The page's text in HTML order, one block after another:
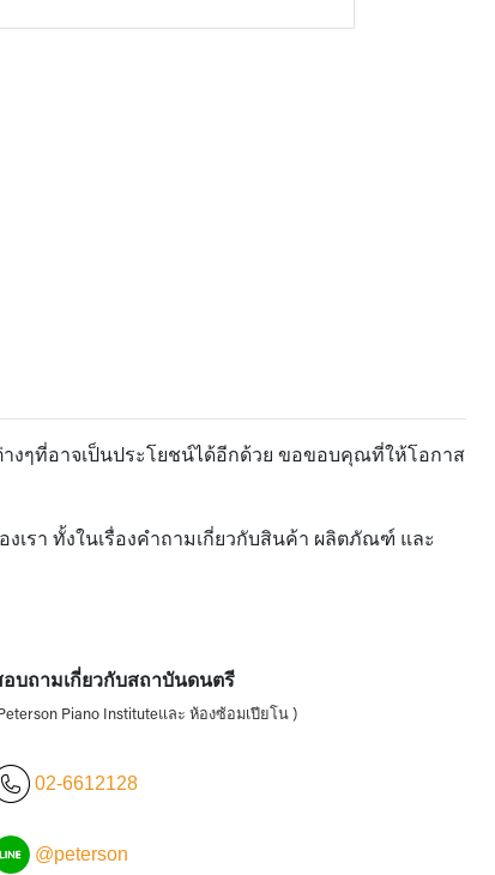
งๆที่อาจเป็นประโยชน์ได้อีกด้วย ขอขอบคุณที่ให้โอกาส
รา ทั้งในเรื่องคำถามเกี่ยวกับสินค้า ผลิตภัณฑ์ และ
อบถามเกี่ยวกับสถาบันดนตรี
Piano Instituteและ ห้องซ้อมเปียโน )
02-6612128
@peterson